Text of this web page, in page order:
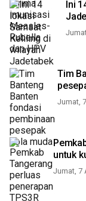
Ini
Tim
Jumat,
untuk
Jumat, 7